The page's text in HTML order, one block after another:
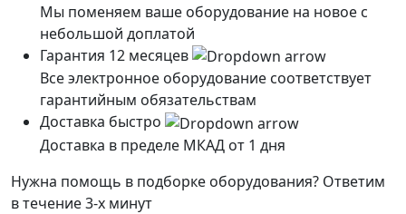
Мы поменяем ваше оборудование на новое с
небольшой доплатой
Гарантия 12 месяцев
Все электронное оборудование соответствует
гарантийным обязательствам
Доставка быстро
Доставка в пределе МКАД от 1 дня
Нужна помощь в подборке оборудования? Ответим
в течение 3-х минут